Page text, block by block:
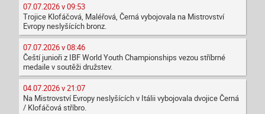
07.07.2026 v 09:53
Trojice Klofáčová, Maléřová, Černá vybojovala na Mistrovství
Evropy neslyšících bronz.
07.07.2026 v 08:46
Čeští junioři z IBF World Youth Championships vezou stříbrné
medaile v soutěži družstev.
04.07.2026 v 21:07
Na Mistrovství Evropy neslyšících v Itálii vybojovala dvojice Černá
/ Klofáčová stříbro.